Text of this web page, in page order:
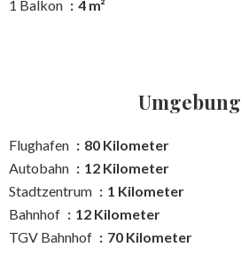
1 Balkon
4 m²
Umgebung
Flughafen
80 Kilometer
Autobahn
12 Kilometer
Stadtzentrum
1 Kilometer
Bahnhof
12 Kilometer
TGV Bahnhof
70 Kilometer